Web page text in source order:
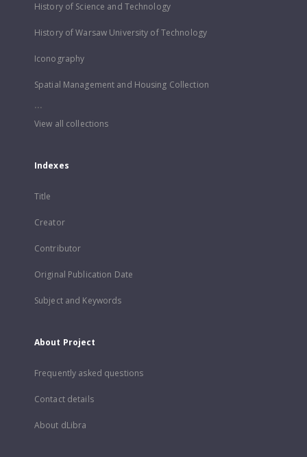
History of Science and Technology
History of Warsaw University of Technology
Iconography
Spatial Management and Housing Collection
...
View all collections
Indexes
Title
Creator
Contributor
Original Publication Date
Subject and Keywords
About Project
Frequently asked questions
Contact details
About dLibra